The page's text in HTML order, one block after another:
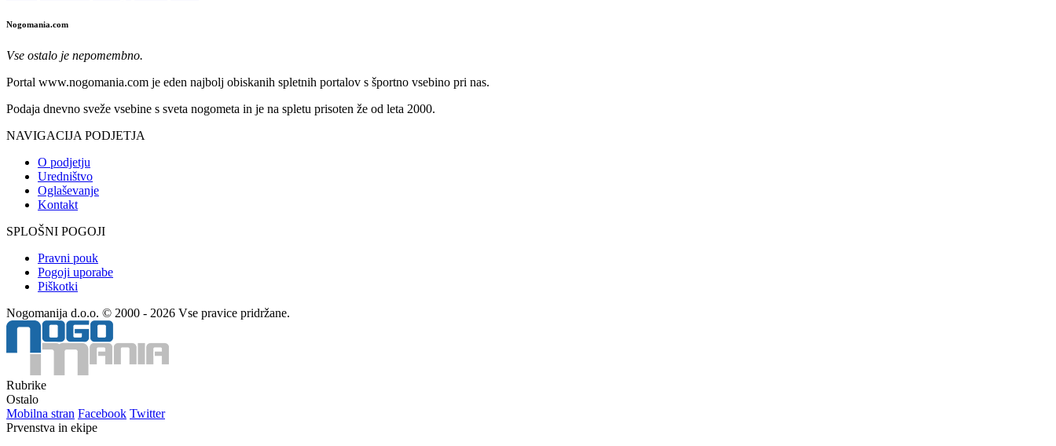
Nogomania.com
Vse ostalo je nepomembno.
Portal www.nogomania.com je eden najbolj obiskanih spletnih portalov s športno vsebino pri nas.
Podaja dnevno sveže vsebine s sveta nogometa in je na spletu prisoten že od leta 2000.
NAVIGACIJA PODJETJA
O podjetju
Uredništvo
Oglaševanje
Kontakt
SPLOŠNI POGOJI
Pravni pouk
Pogoji uporabe
Piškotki
Nogomanija d.o.o. © 2000 - 2026 Vse pravice pridržane.
Rubrike
Ostalo
Mobilna stran Facebook Twitter
Prvenstva in ekipe